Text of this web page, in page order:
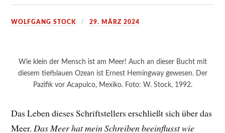
WOLFGANG STOCK 29. MÄRZ 2024
Wie klein der Mensch ist am Meer! Auch an dieser Bucht mit
diesem tiefblauen Ozean ist Ernest Hemingway gewesen. Der
Pazifik vor Acapulco, Mexiko. Foto: W. Stock, 1992.
Das Leben dieses Schriftstellers erschließt sich über das
Meer.Das Meer hat mein Schreiben beeinflusst wie